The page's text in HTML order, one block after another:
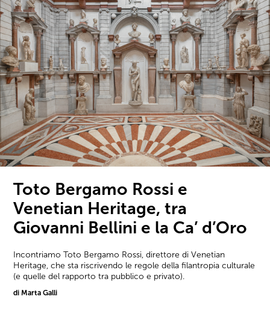
Toto Bergamo Rossi e
Venetian Heritage, tra
Giovanni Bellini e la Ca’ d’Oro
Incontriamo Toto Bergamo Rossi, direttore di Venetian
Heritage, che sta riscrivendo le regole della filantropia culturale
(e quelle del rapporto tra pubblico e privato).
di Marta Galli